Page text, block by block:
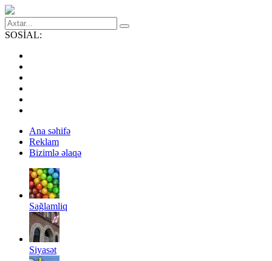
SOSİAL:
Ana səhifə
Reklam
Bizimlə əlaqə
Sağlamliq
Siyasət